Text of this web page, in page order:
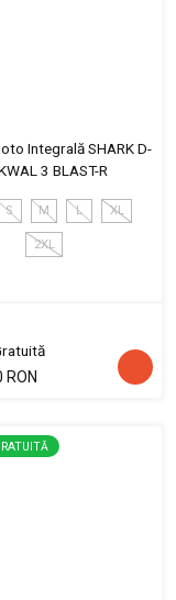
Integrală SHARK D-
3 BLAST-R
S M L XL
2XL
RON